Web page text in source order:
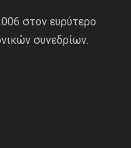
στον ευρύτερο
συνεδρίων.